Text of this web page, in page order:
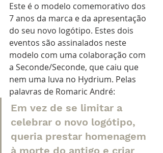
Este é o modelo comemorativo dos
7 anos da marca e da apresentação
do seu novo logótipo. Estes dois
eventos são assinalados neste
modelo com uma colaboração com
a Seconde/Seconde, que caiu que
nem uma luva no Hydrium. Pelas
palavras de Romaric André:
Em vez de se limitar a
celebrar o novo logótipo,
queria prestar homenagem